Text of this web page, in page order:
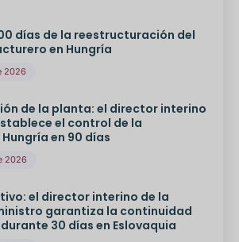
días de la reestructuración del
en Hungría
2026
de la planta: el director interino
el control de la
en 90 días
2026
el director interino de la
garantiza la continuidad
30 días en Eslovaquia